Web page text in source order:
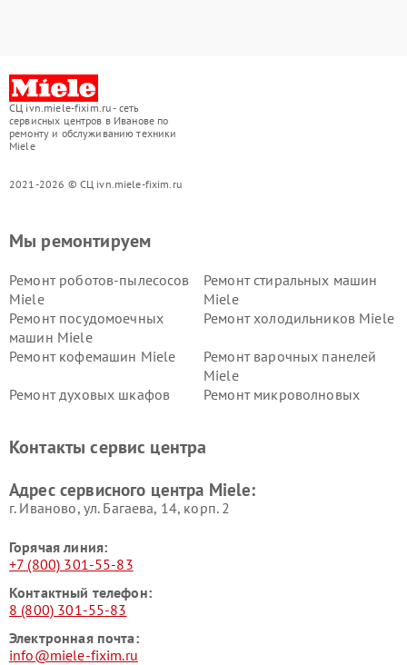
СЦ ivn.miele-fixim.ru - сеть
сервисных центров в Иванове по
ремонту и обслуживанию техники
Miele
2021-2026 © СЦ ivn.miele-fixim.ru
Мы ремонтируем
Ремонт роботов-пылесосов
Miele
Ремонт стиральных машин
Miele
Ремонт посудомоечных
машин Miele
Ремонт холодильников Miele
Ремонт кофемашин Miele
Ремонт варочных панелей
Miele
Ремонт духовых шкафов
Ремонт микроволновых
Miele
Miele
пылесосов Miele
Контакты сервис центра
Адрес сервисного центра Miele:
г. Иваново, ул. Багаева, 14, корп. 2
Горячая линия:
+7 (800) 301-55-83
Контактный телефон:
8 (800) 301-55-83
Электронная почта:
info@miele-fixim.ru